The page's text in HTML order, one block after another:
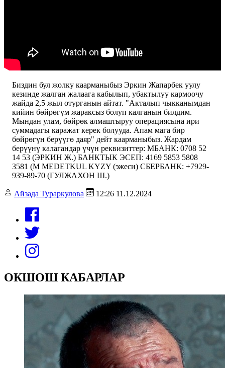
Биздин бул жолку каарманыбыз Эркин Жапарбек уулу
кезинде жалган жалаага кабылып, убактылуу кармоочу
жайда 2,5 жыл отурганын айтат. "Акталып чыкканымдан
кийин бөйрөгүм жараксыз болуп калганын билдим.
Мындан улам, бөйрөк алмаштыруу операциясына ири
суммадагы каражат керек болууда. Апам мага бир
бөйрөгүн берүүгө даяр" дейт каарманыбыз. Жардам
берүүнү калагандар үчүн реквизиттер: МБАНК: 0708 52
14 53 (ЭРКИН Ж.) БАНКТЫК ЭСЕП: 4169 5853 5808
3581 (M MEDETKUL KYZY (эжеси) СБЕРБАНК: +7929-
939-89-70 (ГУЛЖАХОН Ш.)
Айзада Тураркулова 12:26 11.12.2024
ОКШОШ КАБАРЛАР